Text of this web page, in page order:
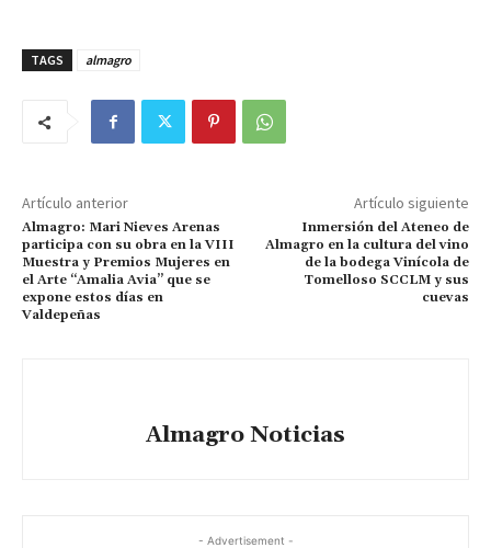
TAGS almagro
Artículo anterior
Almagro: Mari Nieves Arenas
participa con su obra en la VIII
Muestra y Premios Mujeres en
el Arte “Amalia Avia” que se
expone estos días en
Valdepeñas
Artículo siguiente
Inmersión del Ateneo de
Almagro en la cultura del vino
de la bodega Vinícola de
Tomelloso SCCLM y sus
cuevas
Almagro Noticias
- Advertisement -